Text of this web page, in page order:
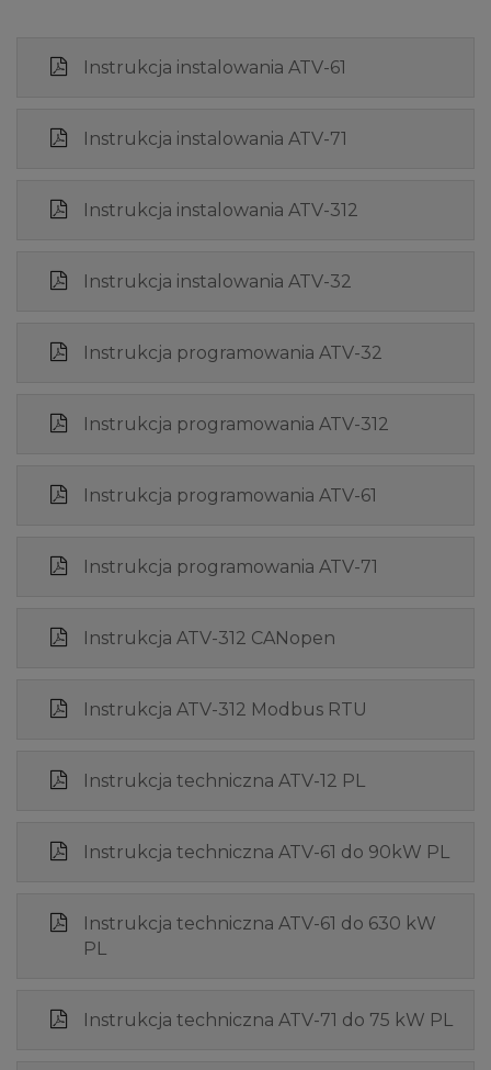
Instrukcja instalowania ATV-61
Instrukcja instalowania ATV-71
Instrukcja instalowania ATV-312
Instrukcja instalowania ATV-32
Instrukcja programowania ATV-32
Instrukcja programowania ATV-312
Instrukcja programowania ATV-61
Instrukcja programowania ATV-71
Instrukcja ATV-312 CANopen
Instrukcja ATV-312 Modbus RTU
Instrukcja techniczna ATV-12 PL
Instrukcja techniczna ATV-61 do 90kW PL
Instrukcja techniczna ATV-61 do 630 kW
PL
Instrukcja techniczna ATV-71 do 75 kW PL